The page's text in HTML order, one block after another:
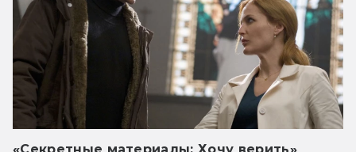
«Секретные материалы: Хочу верить»